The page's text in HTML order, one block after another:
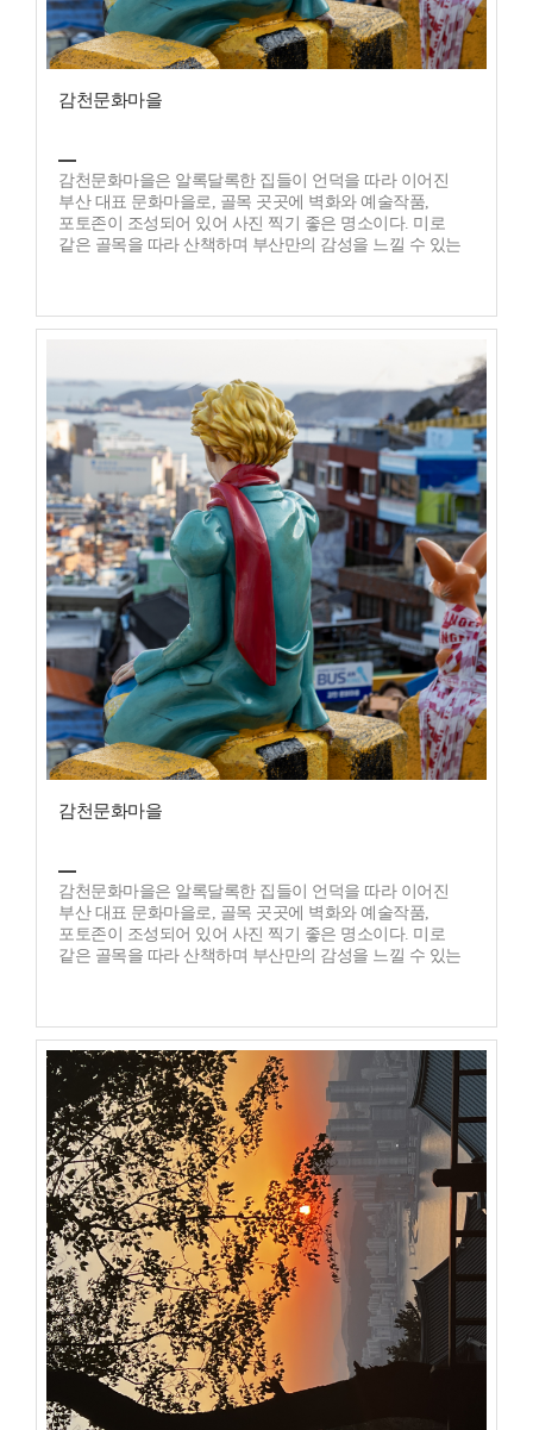
감천문화마을
감천문화마을은 알록달록한 집들이 언덕을 따라 이어진
부산 대표 문화마을로, 골목 곳곳에 벽화와 예술작품,
포토존이 조성되어 있어 사진 찍기 좋은 명소이다. 미로
같은 골목을 따라 산책하며 부산만의 감성을 느낄 수 있는
감천문화마을
감천문화마을은 알록달록한 집들이 언덕을 따라 이어진
부산 대표 문화마을로, 골목 곳곳에 벽화와 예술작품,
포토존이 조성되어 있어 사진 찍기 좋은 명소이다. 미로
같은 골목을 따라 산책하며 부산만의 감성을 느낄 수 있는